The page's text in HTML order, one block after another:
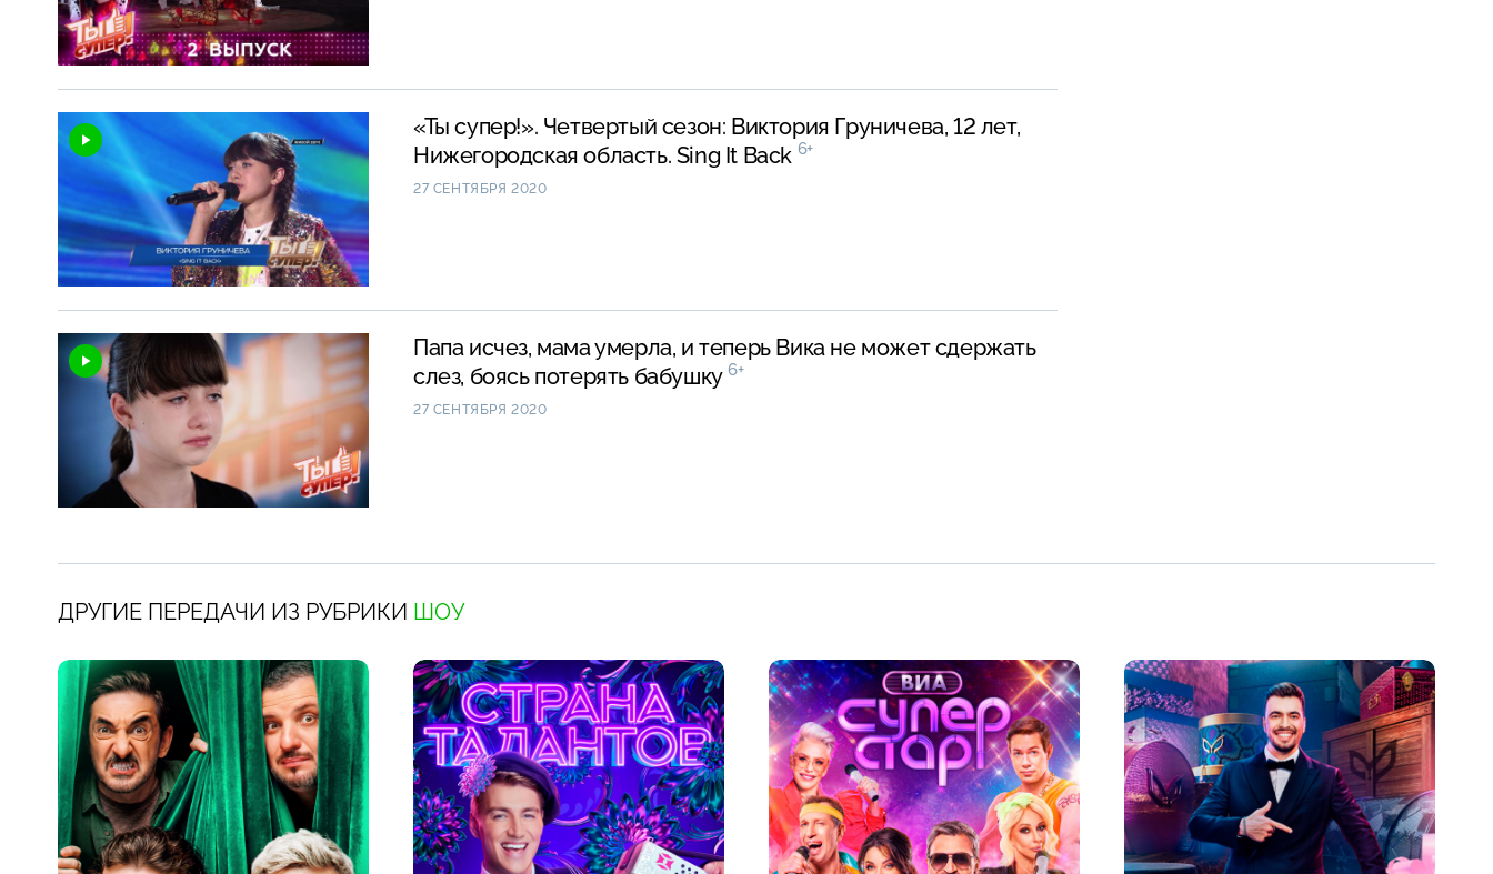
«Ты супер!». Четвертый сезон: Виктория Груничева, 12 лет,
Нижегородская область. Sing It Back 6+
27 СЕНТЯБРЯ 2020
Папа исчез, мама умерла, и теперь Вика не может сдержать
слез, боясь потерять бабушку6+
27 СЕНТЯБРЯ 2020
ДРУГИЕ ПЕРЕДАЧИ ИЗ РУБРИКИ ШОУ